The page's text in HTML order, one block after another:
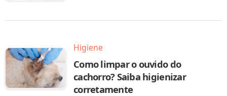
Higiene
Como limpar o ouvido do
cachorro? Saiba higienizar
corretamente